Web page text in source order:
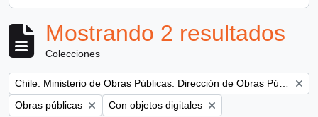
Mostrando 2 resultados
Colecciones
Remove filter:
Remove filter:
Obras públicas Remove filter:
Con objetos digitales